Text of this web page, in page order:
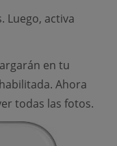
Luego, activa
en tu
Ahora
todas las fotos.